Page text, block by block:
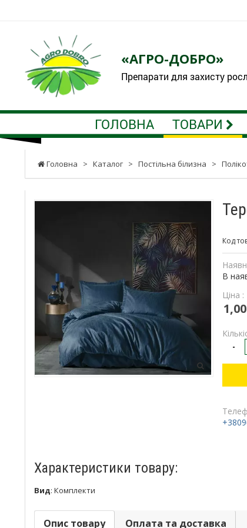
«АГРО-ДОБРО»
Препарати для захисту
ГОЛОВНА ТОВАРИ
Головна > Каталог > Постільна білизна >
Код
В
Ціна :
-
Характеристики товару:
Вид: Комплекти
Опис товару Оплата та доставка